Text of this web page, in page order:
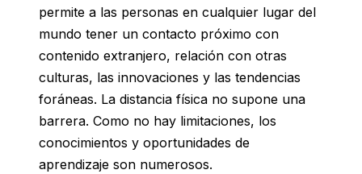
permite a las personas en cualquier lugar del
mundo tener un contacto próximo con
contenido extranjero, relación con otras
culturas, las innovaciones y las tendencias
foráneas. La distancia física no supone una
barrera. Como no hay limitaciones, los
conocimientos y oportunidades de
aprendizaje son numerosos.